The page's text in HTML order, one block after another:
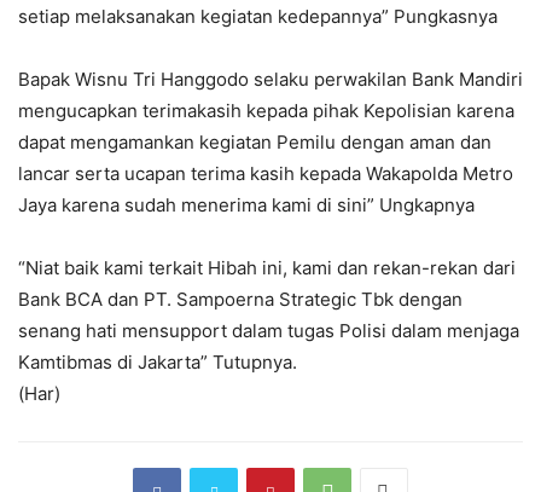
setiap melaksanakan kegiatan kedepannya” Pungkasnya
Bapak Wisnu Tri Hanggodo selaku perwakilan Bank Mandiri
mengucapkan terimakasih kepada pihak Kepolisian karena
dapat mengamankan kegiatan Pemilu dengan aman dan
lancar serta ucapan terima kasih kepada Wakapolda Metro
Jaya karena sudah menerima kami di sini” Ungkapnya
“Niat baik kami terkait Hibah ini, kami dan rekan-rekan dari
Bank BCA dan PT. Sampoerna Strategic Tbk dengan
senang hati mensupport dalam tugas Polisi dalam menjaga
Kamtibmas di Jakarta” Tutupnya.
(Har)